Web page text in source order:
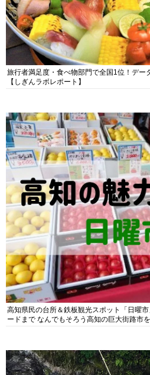
旅行者満足度・食べ物部門で全国1位！デー
【しぎんラボレポート】
高知県民の台所＆鉄板観光スポット「日曜
ードまで なんでもそろう高知の巨大街路市